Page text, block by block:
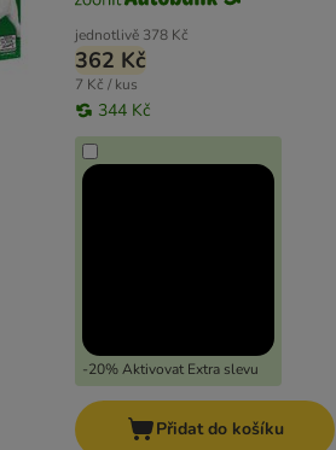
jednotlivě 378 Kč
362 Kč
7 Kč / kus
344 Kč
-20% Aktivovat Extra slevu
Přidat do košíku